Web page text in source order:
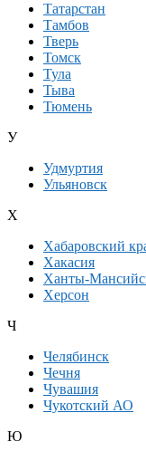
Татарстан
Тамбов
Тверь
Томск
Тула
Тыва
Тюмень
У
Удмуртия
Ульяновск
Х
Хабаровский
Хакасия
Ханты-
Херсон
Ч
Челябинск
Чечня
Чувашия
Чукотский АО
Ю